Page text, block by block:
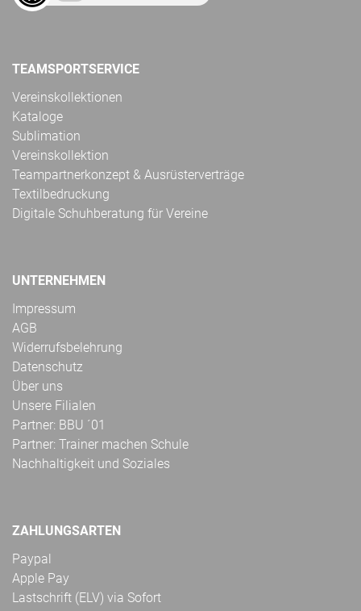
TEAMSPORTSERVICE
Vereinskollektionen
Kataloge
Sublimation
Vereinskollektion
Teampartnerkonzept & Ausrüsterverträge
Textilbedruckung
Digitale Schuhberatung für Vereine
UNTERNEHMEN
Impressum
AGB
Widerrufsbelehrung
Datenschutz
Über uns
Unsere Filialen
Partner: BBU ´01
Partner: Trainer machen Schule
Nachhaltigkeit und Soziales
ZAHLUNGSARTEN
Paypal
Apple Pay
Lastschrift (ELV) via Sofort